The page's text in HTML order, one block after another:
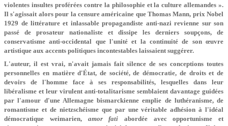
violentes insultes proférées contre la philosophie et la culture allemandes ».
Il s'agissait alors pour la censure américaine que Thomas Mann, prix Nobel
1929 de littérature et inlassable propagandiste anti-nazi revienne sur son
passé de prosateur nationaliste et dissipe les derniers soupçons, de
conservatisme anti-occidental que l'unité et la continuité de son œuvre
artistique aux accents politiques incontestables laissaient suggérer.
L'auteur, il est vrai, n'avait jamais fait silence de ses conceptions toutes
personnelles en matière d'État, de société, de démocratie, de droits et de
devoirs de l'homme face à ses responsabilités, lesquelles dans leur
libéralisme et leur virulent anti-totalitarisme semblaient davantage guidées
par l'amour d'une Allemagne bismarckienne emplie de luthéranisme, de
romantisme et de nietzschéisme que par une véritable adhésion à l'idéal
démocratique weimarien, amor fati abordée avec opportunisme et